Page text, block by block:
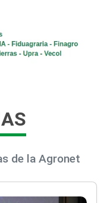
de la Agronet